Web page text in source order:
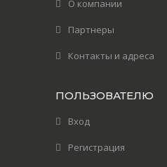
О компании
Партнеры
Контакты и адреса
ПОЛЬЗОВАТЕЛЮ
Вход
Регистрация